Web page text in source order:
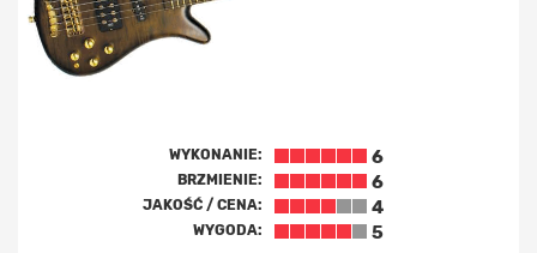
Gitara basowa
Kolumna
Wzmacniacz
WYKONANIE: 6
BRZMIENIE: 6
JAKOŚĆ / CENA: 4
WYGODA: 5